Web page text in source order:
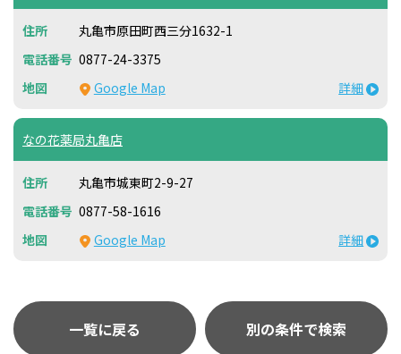
丸亀市原田町西三分1632-1
0877-24-3375
Google Map
詳細
なの花薬局丸亀店
丸亀市城東町2-9-27
0877-58-1616
Google Map
詳細
一覧に戻る 別の条件で検索